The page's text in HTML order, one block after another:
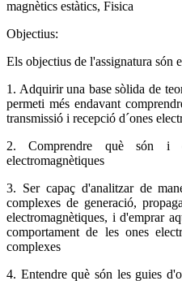
magnètics estàtics, Fisica
Objectius:
Els objectius de l'assignatura són
1. Adquirir una base sòlida de
permeti més endavant
transmissió i recepció d´ones
2. Comprendre què són i
electromagnètiques
3. Ser capaç d'analitzar de
complexes de generació,
electromagnètiques, i d'emprar
comportament de les ones
complexes
4. Entendre què són les guies